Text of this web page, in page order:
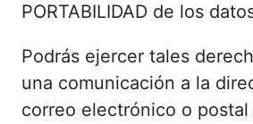
PORTABILIDAD de los
Podrás ejercer tales
una comunicación a la
correo electrónico o postal